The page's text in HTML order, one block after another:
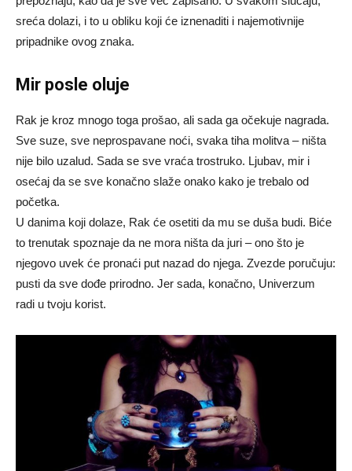
sreća dolazi, i to u obliku koji će iznenaditi i najemotivnije
pripadnike ovog znaka.
Mir posle oluje
Rak je kroz mnogo toga prošao, ali sada ga očekuje nagrada.
Sve suze, sve neprospavane noći, svaka tiha molitva – ništa
nije bilo uzalud. Sada se sve vraća trostruko. Ljubav, mir i
osećaj da se sve konačno slaže onako kako je trebalo od
početka.
U danima koji dolaze, Rak će osetiti da mu se duša budi. Biće
to trenutak spoznaje da ne mora ništa da juri – ono što je
njegovo uvek će pronaći put nazad do njega. Zvezde poručuju:
pusti da sve dođe prirodno. Jer sada, konačno, Univerzum
radi u tvoju korist.